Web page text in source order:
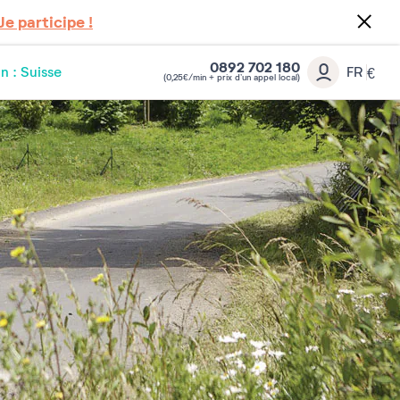
participe !
: Suisse 0892 702 180
(0,25€/min + prix d’un appel local) FR €